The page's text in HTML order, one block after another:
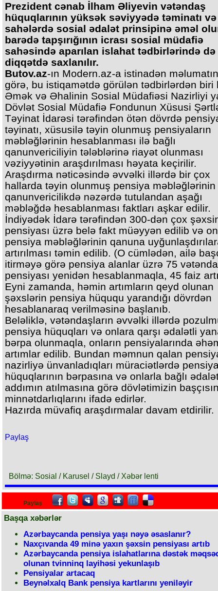
Prezident cənab İlham Əliyevin vətəndaş
hüquqlarının yüksək səviyyədə təminatı
sahələrdə sosial ədalət prinsipinə əməl
barədə tapşırığının icrası sosial müdafiə
sahəsində aparılan islahat tədbirlərində
diqqətdə saxlanılır.
Butov.az-ın Modern.az-a istinadən
görə, bu istiqamətdə görülən tədbirlərdən biri
Əmək və Əhalinin Sosial Müdafiəsi Nazirliyi
Dövlət Sosial Müdafiə Fondunun Xüsusi
Təyinat İdarəsi tərəfindən ötən dövrdə
təyinatı, xüsusilə təyin olunmuş pensiyaların
məbləğlərinin hesablanması ilə bağlı
qanunvericiliyin tələblərinə riayət olunması
vəziyyətinin araşdırılması həyata keçirilir.
Araşdırma nəticəsində əvvəlki illərdə bir çox
hallarda təyin olunmuş pensiya məbləğlərinin
qanunvericilikdə nəzərdə tutulandan aşağı
məbləğdə hesablanması faktları aşkar edilir.
İndiyədək İdarə tərəfindən 300-dən çox
pensiyası üzrə belə fakt müəyyən edilib və
pensiya məbləğlərinin qanuna
artırılması təmin edilib. (O cümlədən, ailə
itirməyə görə pensiya alanlar üzrə 75
pensiyası yenidən hesablanmaqla, 45 faiz
Eyni zamanda, həmin artımların qeyd olunan
şəxslərin pensiya hüququ yarandığı dövrdən
hesablanaraq verilməsinə başlanıb.
Beləliklə, vətəndaşların əvvəlki illərdə
pensiya hüquqları və onlara qarşı ədalətli
bərpa olunmaqla, onların pensiyalarında
artımlar edilib. Bundan məmnun qalan
nazirliyə ünvanladıqları müraciətlərdə
hüquqlarının bərpasına və onlarla bağlı
addımın atılmasına görə dövlətimizin
minnətdarlıqlarını ifadə edirlər.
Hazırda müvafiq araşdırmalar davam etdirilir.
Paylaş
Bölmə: Sosial / Karusel / Slayd / Xəbər lenti
Paylaş
Başqa xəbərlər
Azərbaycanda pensiya yaşı nəyə əsaslanır?
Naxçıvanda 49 minə yaxın şəxsin pensiyası artıb
Azərbaycanda pensiya islahatlarına dəstək
olunan tvinninq layihəsi yekunlaşıb
Pensiyalar artacaq
Beynəlxalq Bank pensiya kartlarını yeniləyir